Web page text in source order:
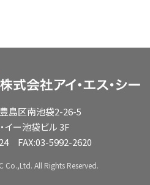
島区南池袋2-26-5
・イー池袋ビル 3F
FAX:03-5992-2620
All Rights Reserved.